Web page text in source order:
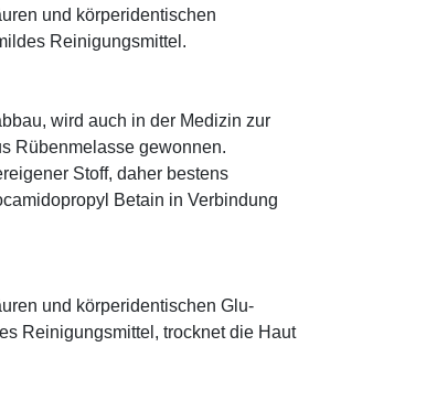
und körperidentischen
Reinigungsmittel.
wird auch in der Medizin zur
Rübenmelasse gewonnen.
Stoff, daher bestens
Betain in Verbindung
und körperidentischen Glu­
Reinigungsmittel, trocknet die Haut